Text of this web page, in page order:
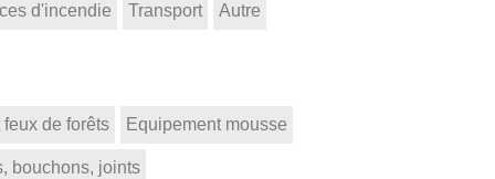
d'incendie Transport Autre
de forêts Equipement mousse
bouchons, joints